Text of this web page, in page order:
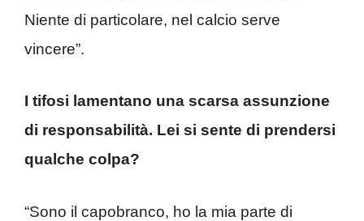
Niente di particolare, nel calcio serve
vincere”.
I tifosi lamentano una scarsa assunzione
di responsabilità. Lei si sente di prendersi
qualche colpa?
“Sono il capobranco, ho la mia parte di